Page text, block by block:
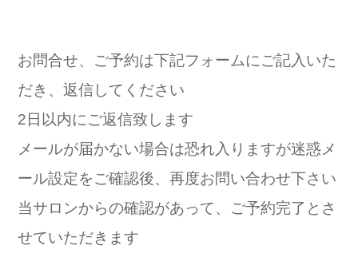
お問合せ、ご予約は下記フォームにご記入いた
だき、返信してください
2日以内にご返信致します
メールが届かない場合は恐れ入りますが迷惑メ
ール設定をご確認後、 再度お問い合わせ下さい
当サロンからの確認があって、ご予約完了とさ
せていただきます